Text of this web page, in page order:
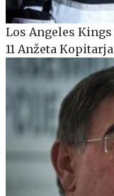
Los Angeles
11 Anžeta Kopitarja